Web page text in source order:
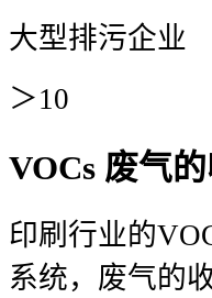
大型排污企业
＞10
VOCs 废气
印刷行业的
系统，废气的